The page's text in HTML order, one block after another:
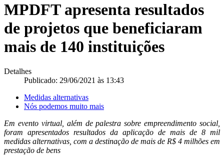
MPDFT apresenta resultados
de projetos que beneficiaram
mais de 140 instituições
Detalhes
Publicado: 29/06/2021 às 13:43
Medidas alternativas
Nós podemos muito mais
Em evento virtual, além de palestra sobre empreendimento social,
foram apresentados resultados da aplicação de mais de 8 mil
medidas alternativas, com a destinação de mais de R$ 4 milhões em
prestação de bens